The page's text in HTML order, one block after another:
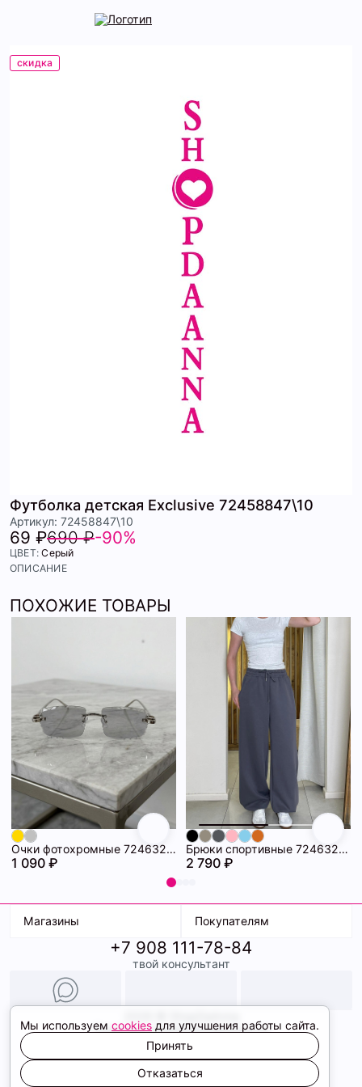
скидка
Футболка детская Exclusive 72458847\10
Артикул: 72458847\10
69 ₽690 ₽-90%
ЦВЕТ:Серый
ОПИСАНИЕ
ПОХОЖИЕ ТОВАРЫ
Очки фотохромные 72463294\448
1 090 ₽
Брюки спортивные 72463281\1008
2 790 ₽
Магазины
ТК Терминал
ТРК Континент
Покупателям
Доставка
Условия оплаты
Образы
+7 908 111-78-84
твой консультант
Политика конфиденциальности
Соглашение cookie
Сайт создали
Мы используем cookies для улучшения работы сайта.
Принять
Отказаться